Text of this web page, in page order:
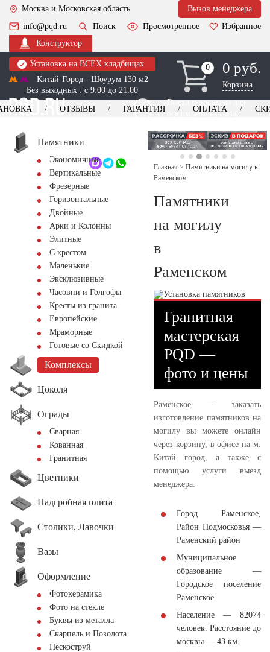
Москва и Московская область
Вызов менеджера
info@pqd.ru
Поиск Просмотренное
Избранное
Конструктор
Установка на ВСЕХ кладбищах
Китай-Город - Шоурум 130 м2
Без выходных : с 9:00 до 21:00
0
0 0 руб.
Корзина
Выезд менеджера для
оформления заказа
+7 (495) 518-44-23
Обратный звонок
ОТЗЫВЫ ГАРАНТИЯ ОПЛАТА
Памятники
Экономичные
Вертикальные
Фрезерные
Горизонтальные
Двойные
Арки и Колонны
Элитные
С крестом
Маленькие
Эксклюзивные
Часовни и Голгофы
Кресты из гранита
Европейские
Мраморные
Готовые со Скидкой
Комплексы
Цоколя
Ограды
Сварная
Кованная
Гранитная
Цветники
Надгробная плита
Столики, Лавочки
Вазы
Оформление
Фотокерамика
Фото на стекле
Буквы из металла
Скарпель и Позолота
Пескоструй
Главная > Памятники на могилу в
Раменском
Памятники
на могилу
в
Раменском
Гранитная
мастерская
PQD —
фото и цены
Раменское — заказать
изготовление памятников на
могилу вы можете онлайн
через корзину, в офисе на м.
Китай город, а также с
помощью услуги выезд
менеджера.
Город Раменское,
Район Подмосковья —
Раменский район
Муниципальное
образование —
Городское поселение
Раменское
Население — 82074
человек. Расстояние до
москвы — 43 км.